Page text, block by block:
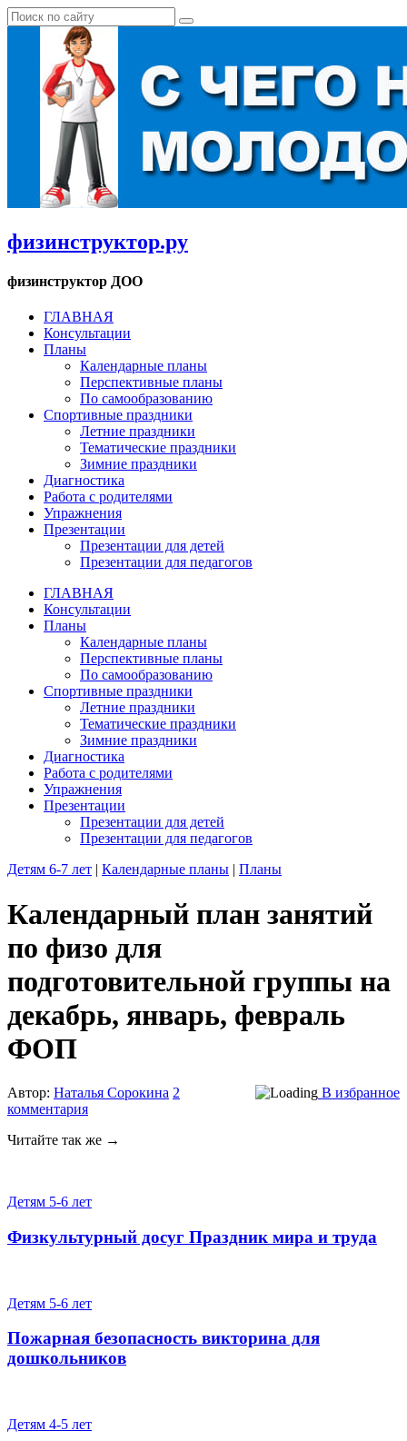
физинструктор.ру
физинструктор ДОО
ГЛАВНАЯ
Консультации
Планы
Календарные планы
Перспективные планы
По самообразованию
Спортивные праздники
Летние праздники
Тематические праздники
Зимние праздники
Диагностика
Работа с родителями
Упражнения
Презентации
Презентации для детей
Презентации для педагогов
ГЛАВНАЯ
Консультации
Планы
Календарные планы
Перспективные планы
По самообразованию
Спортивные праздники
Летние праздники
Тематические праздники
Зимние праздники
Диагностика
Работа с родителями
Упражнения
Презентации
Презентации для детей
Презентации для педагогов
Детям 6-7 лет | Календарные планы | Планы
Календарный план занятий
по физо для
подготовительной группы на
декабрь, январь, февраль
ФОП
Автор: Наталья Сорокина В избранное
2
комментария
Читайте так же →
Детям 5-6 лет
Физкультурный досуг Праздник мира и труда
Детям 5-6 лет
Пожарная безопасность викторина для
дошкольников
Детям 4-5 лет